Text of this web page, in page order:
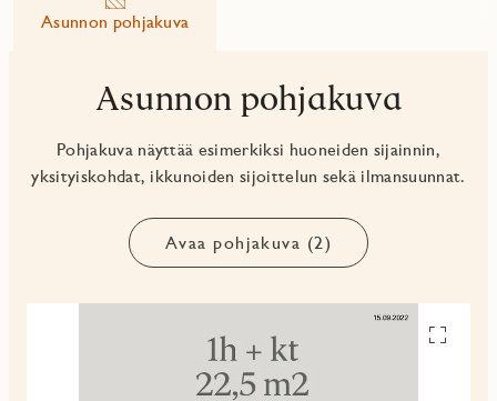
Asunnon pohjakuva
Asunnon pohjakuva
Pohjakuva näyttää esimerkiksi huoneiden sijainnin,
yksityiskohdat, ikkunoiden sijoittelun sekä ilmansuunnat.
Avaa pohjakuva (2)
Avaa